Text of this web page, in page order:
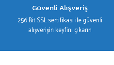
Güvenli Alışveriş
256 Bit SSL sertifikası ile güvenli
alışverişin keyfini çıkarın